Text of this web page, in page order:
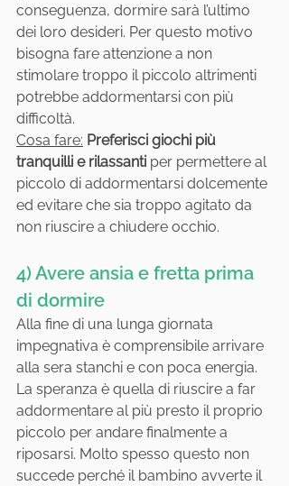
conseguenza, dormire sarà l’ultimo
dei loro desideri. Per questo motivo
bisogna fare attenzione a non
stimolare troppo il piccolo altrimenti
potrebbe addormentarsi con più
difficoltà.
Cosa fare: Preferisci giochi più
tranquilli e rilassanti per permettere al
piccolo di addormentarsi dolcemente
ed evitare che sia troppo agitato da
non riuscire a chiudere occhio.
4) Avere ansia e fretta prima
di dormire
Alla fine di una lunga giornata
impegnativa è comprensibile arrivare
alla sera stanchi e con poca energia.
La speranza è quella di riuscire a far
addormentare al più presto il proprio
piccolo per andare finalmente a
riposarsi. Molto spesso questo non
succede perché il bambino avverte il